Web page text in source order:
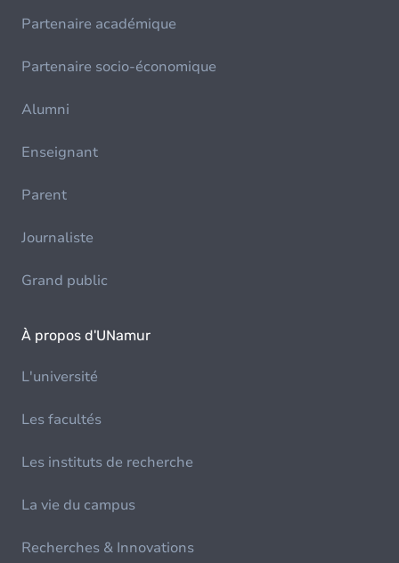
Partenaire académique
Partenaire socio-économique
Alumni
Enseignant
Parent
Journaliste
Grand public
À propos d'UNamur
L'université
Les facultés
Les instituts de recherche
La vie du campus
Recherches & Innovations